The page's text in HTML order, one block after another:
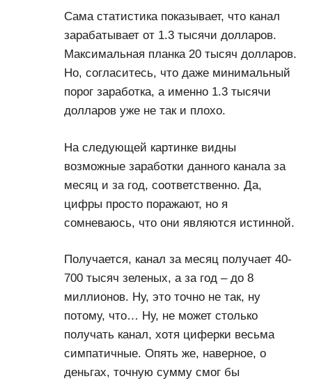
Сама статистика показывает, что канал
зарабатывает от 1.3 тысячи долларов.
Максимальная планка 20 тысяч долларов.
Но, согласитесь, что даже минимальный
порог заработка, а именно 1.3 тысячи
долларов уже не так и плохо.
На следующей картинке видны
возможные заработки данного канала за
месяц и за год, соответственно. Да,
цифры просто поражают, но я
сомневаюсь, что они являются истинной.
Получается, канал за месяц получает 40-
700 тысяч зеленых, а за год – до 8
миллионов. Ну, это точно не так, ну
потому, что… Ну, не может столько
получать канал, хотя циферки весьма
симпатичные. Опять же, наверное, о
деньгах, точную сумму смог бы